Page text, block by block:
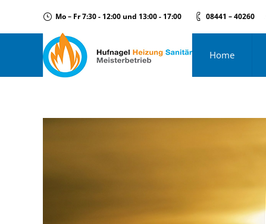
Mo – Fr 7:30 - 12:00 und 13:00 - 17:00 08441 – 40260
Home